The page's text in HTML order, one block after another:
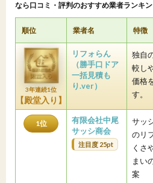
なら口コミ・評判のおすすめ業者ランキ
順位 業者名 特徴
3年連続1位
【殿堂入り】
リフォらん
（勝手口ドア
一括見積も
り.ver）
独自
較し
価格
す。
1位
有限会社中尾
サッシ商会
注目度 25pt
サッ
のリ
くさ
まい
案